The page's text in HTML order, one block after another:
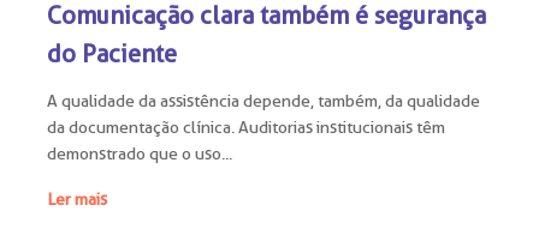
Comunicação clara também é segurança
do Paciente
A qualidade da assistência depende, também, da qualidade
da documentação clínica. Auditorias institucionais têm
demonstrado que o uso...
Ler mais